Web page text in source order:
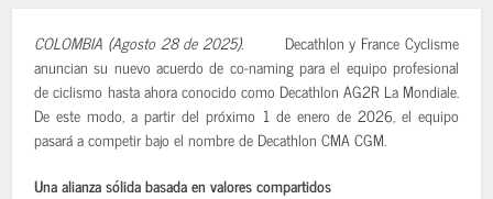
COLOMBIA (Agosto 28 de 2025). Decathlon y France Cyclisme
anuncian su nuevo acuerdo de co-naming para el equipo profesional
de ciclismo hasta ahora conocido como Decathlon AG2R La Mondiale.
De este modo, a partir del próximo 1 de enero de 2026, el equipo
pasará a competir bajo el nombre de Decathlon CMA CGM.
Una alianza sólida basada en valores compartidos